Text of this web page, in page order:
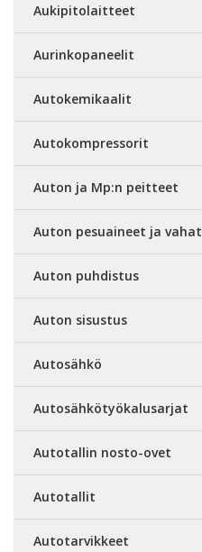
Aukipitolaitteet
Aurinkopaneelit
Autokemikaalit
Autokompressorit
Auton ja Mp:n peitteet
Auton pesuaineet ja vahat
Auton puhdistus
Auton sisustus
Autosähkö
Autosähkötyökalusarjat
Autotallin nosto-ovet
Autotallit
Autotarvikkeet